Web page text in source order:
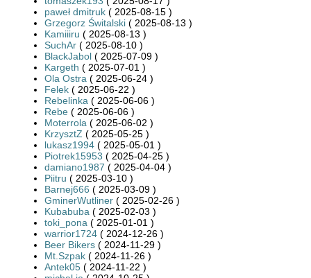
paweł dmitruk ( 2025-08-15 )
Grzegorz Świtalski ( 2025-08-13 )
Kamiiiru ( 2025-08-13 )
SuchAr ( 2025-08-10 )
BlackJabol ( 2025-07-09 )
Kargeth ( 2025-07-01 )
Ola Ostra ( 2025-06-24 )
Felek ( 2025-06-22 )
Rebelinka ( 2025-06-06 )
Rebe ( 2025-06-06 )
Moterrola ( 2025-06-02 )
KrzysztZ ( 2025-05-25 )
lukasz1994 ( 2025-05-01 )
Piotrek15953 ( 2025-04-25 )
damiano1987 ( 2025-04-04 )
Piitru ( 2025-03-10 )
Barnej666 ( 2025-03-09 )
GminerWutliner ( 2025-02-26 )
Kubabuba ( 2025-02-03 )
toki_pona ( 2025-01-01 )
warrior1724 ( 2024-12-26 )
Beer Bikers ( 2024-11-29 )
Mt.Szpak ( 2024-11-26 )
Antek05 ( 2024-11-22 )